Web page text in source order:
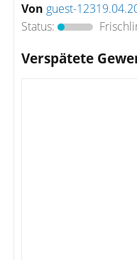
Von guest-
Status:
Verspätete